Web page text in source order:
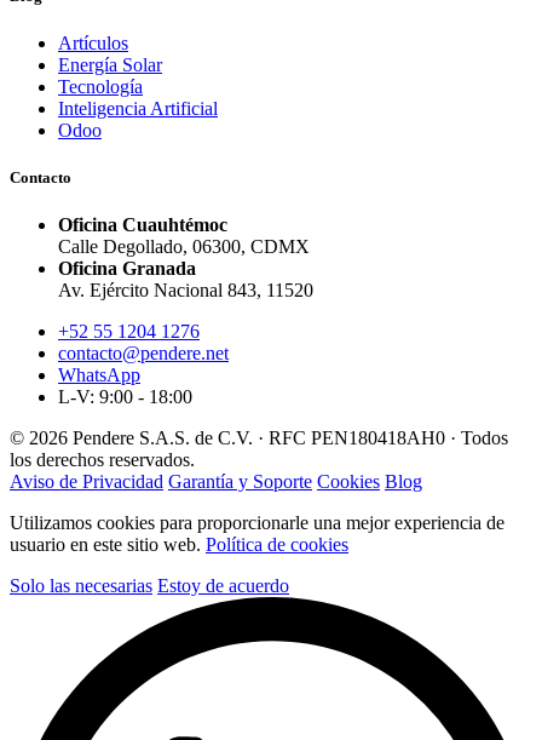
Artículos
Energía Solar
Tecnología
Inteligencia Artificial
Odoo
Contacto
Oficina Cuauhtémoc
Calle Degollado, 06300, CDMX
Oficina Granada
Av. Ejército Nacional 843, 11520
+52 55 1204 1276
contacto@pendere.net
WhatsApp
L-V: 9:00 - 18:00
© 2026 Pendere S.A.S. de C.V. · RFC PEN180418AH0 · Todos
los derechos reservados.
Aviso de Privacidad Garantía y Soporte Cookies Blog
Utilizamos cookies para proporcionarle una mejor experiencia de
usuario en este sitio web. Política de cookies
Solo las necesarias Estoy de acuerdo